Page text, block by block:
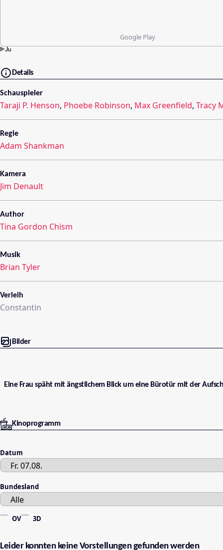
Google Play
Details
Schauspieler
Taraji P. Henson, Phoebe Robinson, Max Greenfield, Tracy
Regie
Adam Shankman
Kamera
Jim Denault
Author
Tina Gordon Chism
Musik
Brian Tyler
Verleih
Constantin
Bilder
Eine Frau späht mit ängstlichem Blick um eine Bürotür mit der
Kinoprogramm
Datum
Bundesland
OV 3D
Leider konnten keine Vorstellungen gefunden werden